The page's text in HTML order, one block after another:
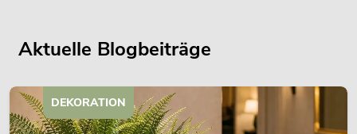
Aktuelle Blogbeiträge
DEKORATION